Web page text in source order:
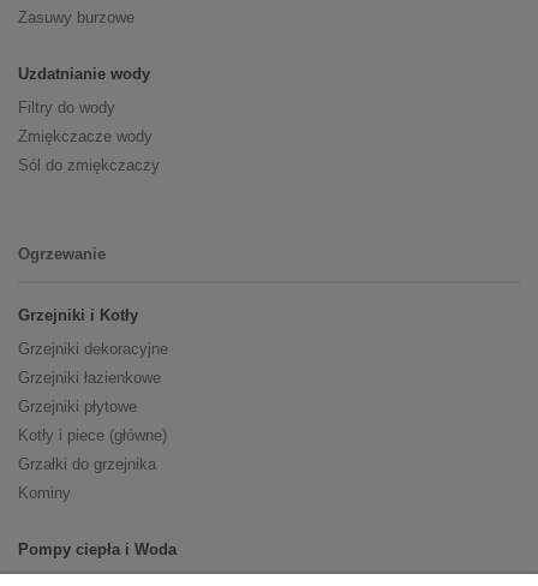
Zasuwy burzowe
Uzdatnianie wody
Filtry do wody
Zmiękczacze wody
Sól do zmiękczaczy
Ogrzewanie
Grzejniki i Kotły
Grzejniki dekoracyjne
Grzejniki łazienkowe
Grzejniki płytowe
Kotły i piece (główne)
Grzałki do grzejnika
Kominy
Pompy ciepła i Woda